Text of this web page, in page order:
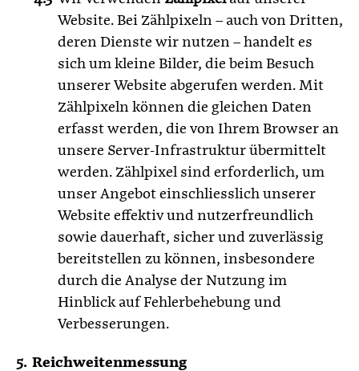
Website. Bei Zählpixeln – auch von Dritten,
deren Dienste wir nutzen – handelt es
sich um kleine Bilder, die beim Besuch
unserer Website abgerufen werden. Mit
Zählpixeln können die gleichen Daten
erfasst werden, die von Ihrem Browser an
unsere Server-Infrastruktur übermittelt
werden. Zählpixel sind erforderlich, um
unser Angebot einschliesslich unserer
Website effektiv und nutzerfreundlich
sowie dauerhaft, sicher und zuverlässig
bereitstellen zu können, insbesondere
durch die Analyse der Nutzung im
Hinblick auf Fehlerbehebung und
Verbesserungen.
Reichweitenmessung